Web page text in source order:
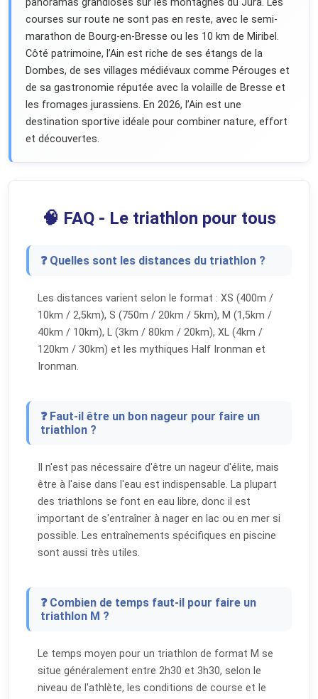
courses sur route ne sont pas en reste, avec le semi-
marathon de Bourg-en-Bresse ou les 10 km de Miribel.
Côté patrimoine, l’Ain est riche de ses étangs de la
Dombes, de ses villages médiévaux comme Pérouges et
de sa gastronomie réputée avec la volaille de Bresse et
les fromages jurassiens. En 2026, l’Ain est une
destination sportive idéale pour combiner nature, effort
et découvertes.
🧠 FAQ - Le triathlon pour tous
❓ Quelles sont les distances du triathlon ?
Les distances varient selon le format : XS (400m /
10km / 2,5km), S (750m / 20km / 5km), M (1,5km /
40km / 10km), L (3km / 80km / 20km), XL (4km /
120km / 30km) et les mythiques Half Ironman et
Ironman.
❓ Faut-il être un bon nageur pour faire un
triathlon ?
Il n'est pas nécessaire d'être un nageur d'élite, mais
être à l'aise dans l'eau est indispensable. La plupart
des triathlons se font en eau libre, donc il est
important de s'entraîner à nager en lac ou en mer si
possible. Les entraînements spécifiques en piscine
sont aussi très utiles.
❓ Combien de temps faut-il pour faire un
triathlon M ?
Le temps moyen pour un triathlon de format M se
situe généralement entre 2h30 et 3h30, selon le
niveau de l'athlète, les conditions de course et le